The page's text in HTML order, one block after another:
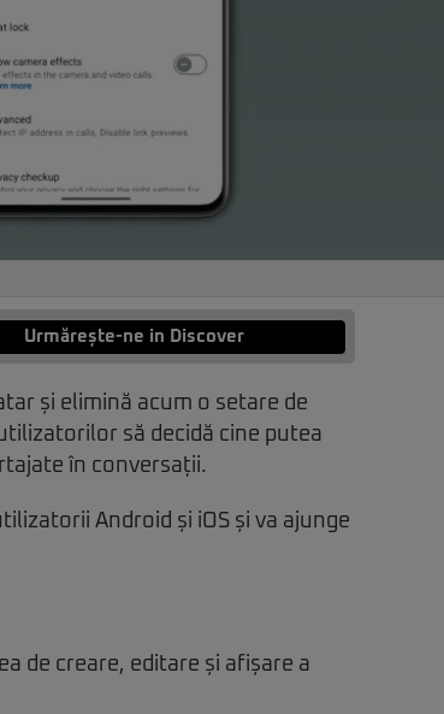
Urmărește-ne in Discover
și elimină acum o setare de
să decidă cine putea
în conversații.
Android și iOS și va ajunge
de creare, editare și afișare a